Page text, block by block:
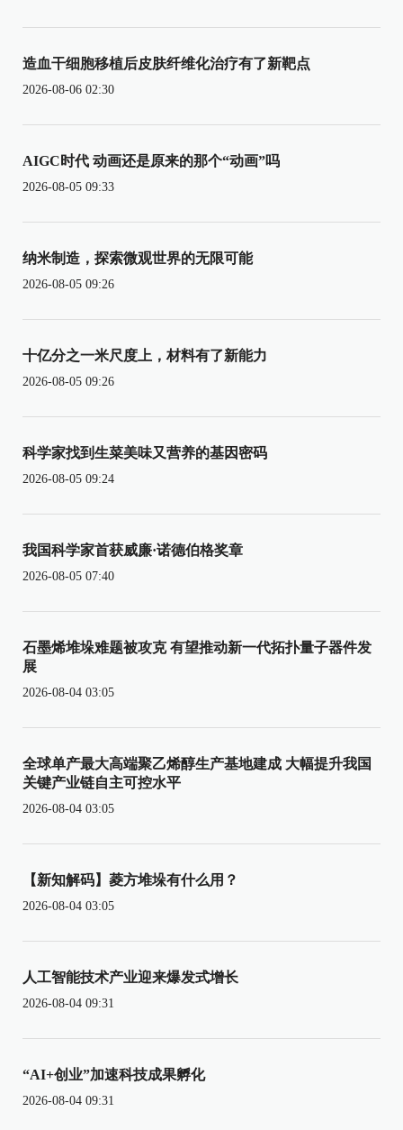
造血干细胞移植后皮肤纤维化治疗有了新靶点
2026-08-06 02:30
AIGC时代 动画还是原来的那个“动画”吗
2026-08-05 09:33
纳米制造，探索微观世界的无限可能
2026-08-05 09:26
十亿分之一米尺度上，材料有了新能力
2026-08-05 09:26
科学家找到生菜美味又营养的基因密码
2026-08-05 09:24
我国科学家首获威廉·诺德伯格奖章
2026-08-05 07:40
石墨烯堆垛难题被攻克 有望推动新一代拓扑量子器件发
展
2026-08-04 03:05
全球单产最大高端聚乙烯醇生产基地建成 大幅提升我国
关键产业链自主可控水平
2026-08-04 03:05
【新知解码】菱方堆垛有什么用？
2026-08-04 03:05
人工智能技术产业迎来爆发式增长
2026-08-04 09:31
“AI+创业”加速科技成果孵化
2026-08-04 09:31